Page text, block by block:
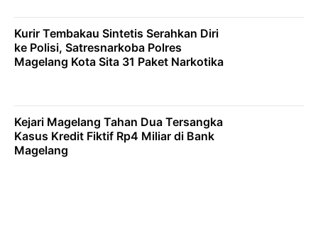
Kurir Tembakau Sintetis Serahkan Diri
ke Polisi, Satresnarkoba Polres
Magelang Kota Sita 31 Paket Narkotika
Kejari Magelang Tahan Dua Tersangka
Kasus Kredit Fiktif Rp4 Miliar di Bank
Magelang